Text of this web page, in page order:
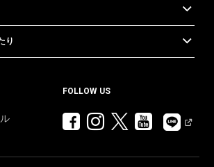
り
FOLLOW US